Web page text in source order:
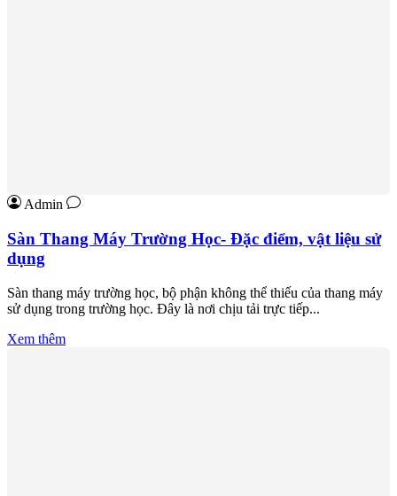
Admin
Sàn Thang Máy Trường Học- Đặc điểm, vật liệu sử
dụng
Sàn thang máy trường học, bộ phận không thể thiếu của thang máy
sử dụng trong trường học. Đây là nơi chịu tải trực tiếp...
Xem thêm